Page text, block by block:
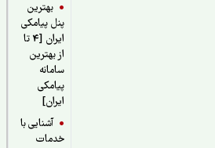
بهترین
پنل پیامکی
ایران [4 تا
از بهترین
سامانه
پیامکی
آشنایی با
خدمات